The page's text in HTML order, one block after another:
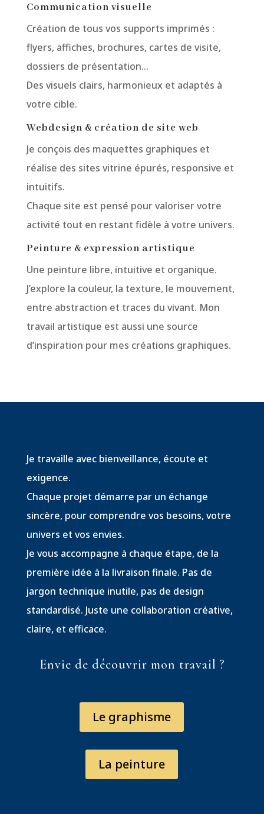
Communication visuelle
Création de tous vos supports imprimés :
flyers, affiches, brochures, cartes de visite,
dossiers de présentation…
Des visuels clairs, harmonieux et adaptés à
votre cible.
Webdesign & création de site web
Je conçois des maquettes graphiques et
réalise des sites vitrine épurés, responsive et
intuitifs.
Chaque site est pensé pour valoriser votre
activité tout en restant fidèle à votre univers.
Peinture & expression artistique
Une peinture libre, intuitive et organique.
J’explore la couleur, la texture, le mouvement,
entre abstraction et traces du vivant. Mon
travail artistique est aussi une source
d’inspiration pour mes créations graphiques.
Je travaille avec bienveillance, écoute et
exigence.
Chaque projet démarre par un échange
sincère, pour comprendre vos besoins, votre
univers et vos envies.
Je vous accompagne à chaque étape, de la
première idée à la livraison finale. Pas de
jargon technique inutile, pas de design
standardisé. Juste une collaboration créative,
claire, et efficace.
Envie de découvrir mon travail ?
Le graphisme
La peinture